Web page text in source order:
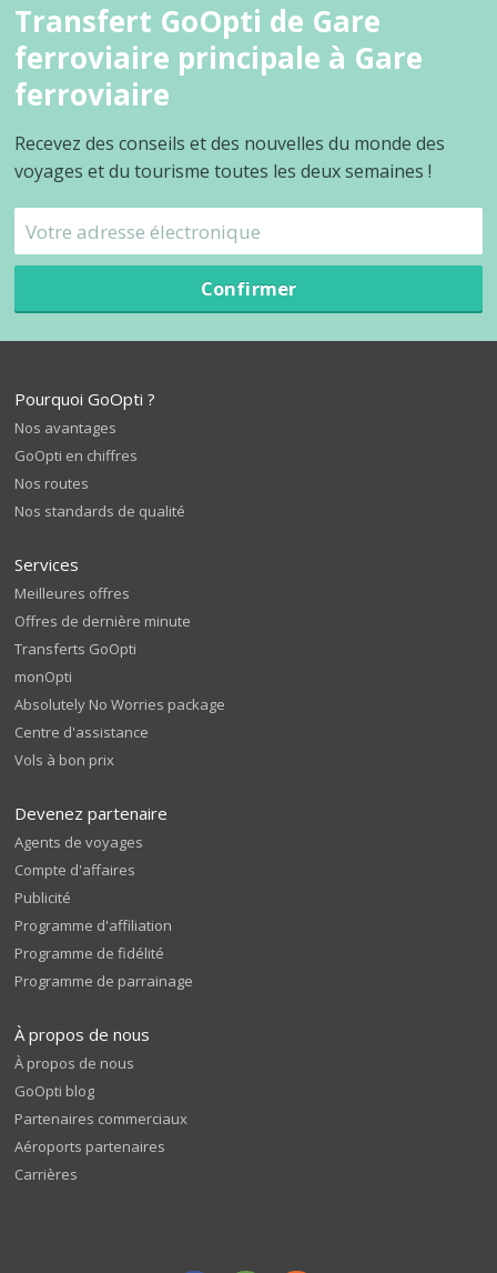
Transfert GoOpti de Gare
ferroviaire principale à Gare
ferroviaire
Recevez des conseils et des nouvelles du monde des
voyages et du tourisme toutes les deux semaines !
Confirmer
Pourquoi GoOpti ?
Nos avantages
GoOpti en chiffres
Nos routes
Nos standards de qualité
Services
Meilleures offres
Offres de dernière minute
Transferts GoOpti
monOpti
Absolutely No Worries package
Centre d'assistance
Vols à bon prix
Devenez partenaire
Agents de voyages
Compte d'affaires
Publicité
Programme d'affiliation
Programme de fidélité
Programme de parrainage
À propos de nous
À propos de nous
GoOpti blog
Partenaires commerciaux
Aéroports partenaires
Carrières